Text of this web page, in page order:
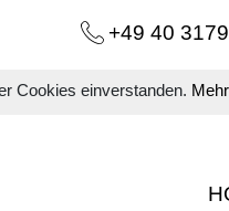
Cookies einverstanden.
+49 40